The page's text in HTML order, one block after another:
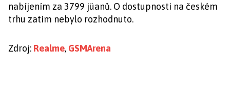
nabíjením za 3799 jüanů. O dostupnosti na českém
trhu zatím nebylo rozhodnuto.
Zdroj: Realme, GSMArena